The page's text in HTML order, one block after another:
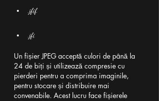
.jfif
.jfi
Un fișier JPEG acceptă culori de până la
24 de biți și utilizează compresie cu
pierderi pentru a comprima imaginile,
pentru stocare și distribuire mai
convenabile. Acest lucru face fișierele